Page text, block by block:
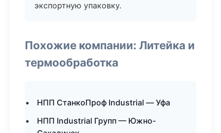
экспортную упаковку.
Похожие компании: Литейка и
термообработка
НПП СтанкоПроф Industrial — Уфа
НПП Industrial Групп — Южно-